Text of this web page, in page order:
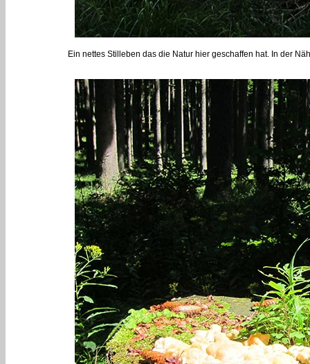
Ein nettes Stilleben das die Natur hier geschaffen hat. In der